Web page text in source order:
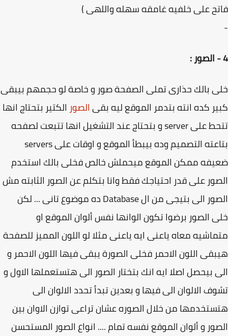
على خلفيه غامقه سهله واللهى )
بالك حذارى تملى الصفحة صور و خاصة لو حجمهم بيبقى
كده انته بتدمر الموقع ليه بقىالصورالكتير بتحتاج انها
تتحط على server و بتحتاج عند التشغيل انها تتبعت لصفحه
بتاعته التصميم وده بيبطأ الموقع و اوقات على servers
ممكن الموقع ميحملش خالص فخلى بالك استخدم
على قدر احتياجك فقط وانا بتكلم عن الصور الثابته مش
الصور الى بتيجى من ال Database ده موضوع تانى ... لكن
الصور برضوا تكون الوانها نفس ألوان الموقع او
معاه ياعنى ايه ياعنى مثلا لو اللون المميز للصفحة
اللون الاحمر فخلى الصورة يبقى فيها اللون الاحمر و
بيحصل اصلا ايه انك بتختار الصور الى هتستعملها الاول و
الالوان الى فيها و بعدين تبدأ تحدد الالوان الى
من خلال الصوره عشان تراعى توازن الاوان بين
و ألوان الموقع نفسه تمام .... انواع الصور المستحسن